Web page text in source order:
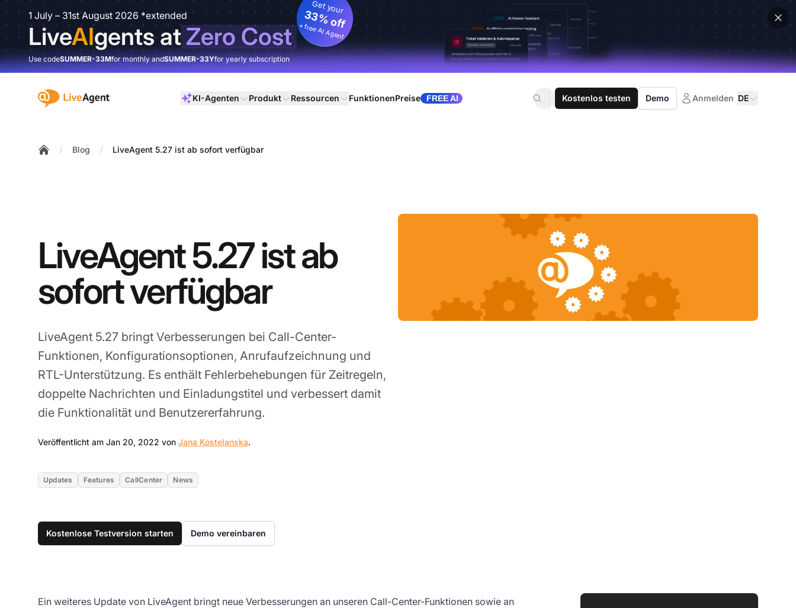
1 July – 31st August 2026 *extended
LiveAIgents atZero Cost
Get your
33% off
+ free AI Agent
Use codeSUMMER-33Mfor monthly andSUMMER-33Yfor yearly subscription
:site.title KI-Agenten Produkt Ressourcen FunktionenPreise FREE AI Kostenlos testen Demo Anmelden DE
/ Blog / LiveAgent 5.27 ist ab sofort verfügbar
LiveAgent 5.27 ist ab
sofort verfügbar
LiveAgent 5.27 bringt Verbesserungen bei Call-Center-
Funktionen, Konfigurationsoptionen, Anrufaufzeichnung und
RTL-Unterstützung. Es enthält Fehlerbehebungen für Zeitregeln,
doppelte Nachrichten und Einladungstitel und verbessert damit
die Funktionalität und Benutzererfahrung.
Veröffentlicht am Jan 20, 2022 von Jana Kostelanska.
Updates Features CallCenter News
Kostenlose Testversion starten Demo vereinbaren
Ein weiteres Update von LiveAgent bringt neue Verbesserungen an unseren Call-Center-Funktionen sowie an